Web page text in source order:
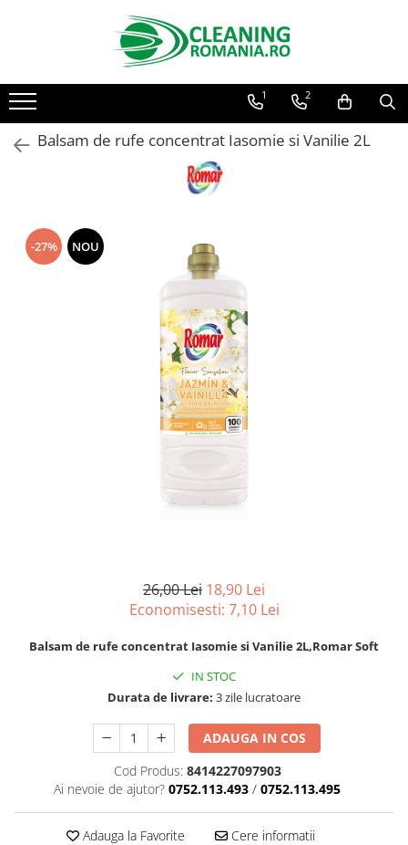
Toate Produsele
Curatenie & Intretinere Casa
Detergenti si solutii concentrate
pentru pardoseli
Detergenti si solutii universale
Detergenti si solutii pentru geam
si sticla
Detergenti si solutii pentru baie
Detergenti de vase si solutii
Detergenti Rufe & Intretinere
Neutralizare miros si odorizare
textile,masini de spalat ,uscatoare
Solutii indepartare pete si
articole din piele
Articole complementare
Articole Menaj & Accesorii pentru
Bureti pentru vase si bucatarie
1 2
Balsam de rufe concentrat Iasomie si Vanilie 2L
-27% NOU
26,00 Lei 18,90 Lei
Economisesti: 7,10 Lei
Balsam de rufe concentrat Iasomie si Vanilie 2L,Romar Soft
IN STOC
Durata de livrare: 3 zile lucratoare
ADAUGA IN COS
Cod Produs: 8414227097903
Ai nevoie de ajutor? 0752.113.493 / 0752.113.495
Adauga la Favorite Cere informatii